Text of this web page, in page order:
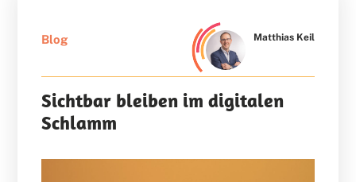
Blog Matthias Keil
Sichtbar bleiben im digitalen
Schlamm